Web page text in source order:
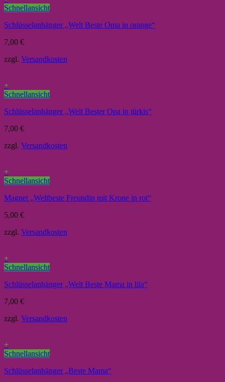
Schnellansicht
Schlüsselanhänger „Welt Beste Oma in orange“
7,00 €
zzgl. Versandkosten
+
Schnellansicht
Schlüsselanhänger „Welt Bester Opa in türkis“
7,00 €
zzgl. Versandkosten
+
Schnellansicht
Magnet „Weltbeste Freundin mit Krone in rot“
5,00 €
zzgl. Versandkosten
+
Schnellansicht
Schlüsselanhänger „Welt Beste Mama in lila“
7,00 €
zzgl. Versandkosten
+
Schnellansicht
Schlüsselanhänger „Beste Mama“